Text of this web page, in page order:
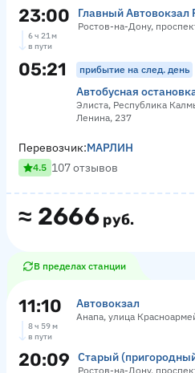
23:00 Главный Автовокзал
Ростов-на-Дону,
6 ч 21 м
в пути
05:21 прибытие на след. день
Автобусная
Элиста, Республика
Ленина, 237
≈ 2666 руб.
Перевозчик:МАРЛИН
4.5 107 отзывов
В пределах станции
11:10 Автовокзал
Анапа, улица
8 ч 59 м
в пути
20:09 Старый
Ростов-на-Дону,